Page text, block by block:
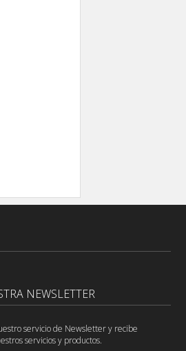
NEWSLETTER
servicio de Newsletter y recibe
servicios y productos.